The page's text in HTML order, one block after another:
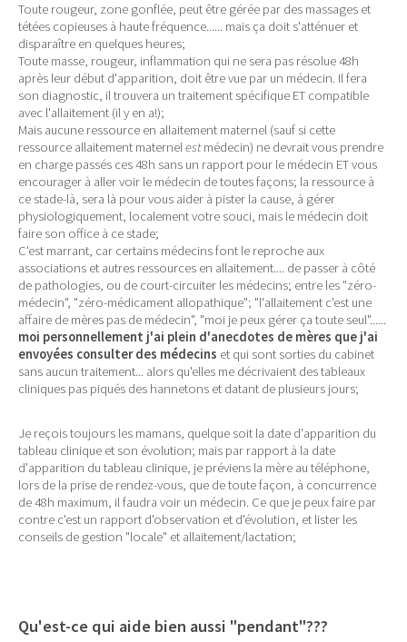
Toute rougeur, zone gonflée, peut être gérée par des massages et
tétées copieuses à haute fréquence...... mais ça doit s'atténuer et
disparaître en quelques heures;
Toute masse, rougeur, inflammation qui ne sera pas résolue 48h
après leur début d'apparition, doit être vue par un médecin. Il fera
son diagnostic, il trouvera un traitement spécifique ET compatible
avec l'allaitement (il y en a!);
Mais aucune ressource en allaitement maternel (sauf si cette
ressource allaitement maternelestmédecin) ne devrait vous prendre
en charge passés ces 48h sans un rapport pour le médecin ET vous
encourager à aller voir le médecin de toutes façons; la ressource à
ce stade-là, sera là pour vous aider à pister la cause, à gérer
physiologiquement, localement votre souci, mais le médecin doit
faire son office à ce stade;
C'est marrant, car certains médecins font le reproche aux
associations et autres ressources en allaitement.... de passer à côté
de pathologies, ou de court-circuiter les médecins; entre les "zéro-
médecin", "zéro-médicament allopathique"; "l'allaitement c'est une
affaire de mères pas de médecin", "moi je peux gérer ça toute seul"......
moi personnellement j'ai plein d'anecdotes de mères que j'ai
envoyées consulter des médecins et qui sont sorties du cabinet
sans aucun traitement... alors qu'elles me décrivaient des tableaux
cliniques pas piqués des hannetons et datant de plusieurs jours;
Je reçois toujours les mamans, quelque soit la date d'apparition du
tableau clinique et son évolution; mais par rapport à la date
d'apparition du tableau clinique, je préviens la mère au téléphone,
lors de la prise de rendez-vous, que de toute façon, à concurrence
de 48h maximum, il faudra voir un médecin. Ce que je peux faire par
contre c'est un rapport d'observation et d'évolution, et lister les
conseils de gestion "locale" et allaitement/lactation;
Qu'est-ce qui aide bien aussi "pendant"???